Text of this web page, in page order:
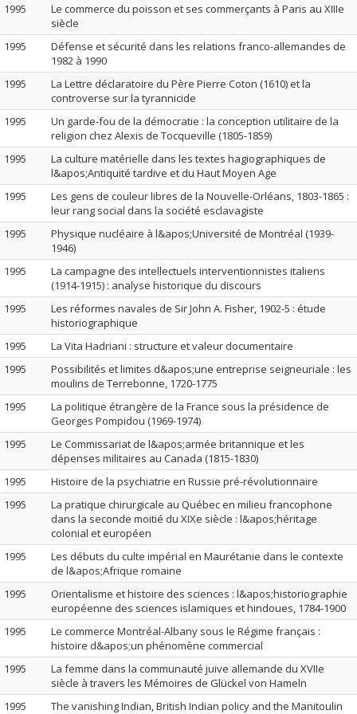
1995
Le commerce du poisson et ses commerçants à Paris au XIIIe
siècle
1995
Défense et sécurité dans les relations franco-allemandes de
1982 à 1990
1995
La Lettre déclaratoire du Père Pierre Coton (1610) et la
controverse sur la tyrannicide
1995
Un garde-fou de la démocratie : la conception utilitaire de la
religion chez Alexis de Tocqueville (1805-1859)
1995
La culture matérielle dans les textes hagiographiques de
l&apos;Antiquité tardive et du Haut Moyen Age
1995
Les gens de couleur libres de la Nouvelle-Orléans, 1803-1865 :
leur rang social dans la société esclavagiste
1995
Physique nucléaire à l&apos;Université de Montréal (1939-
1946)
1995
La campagne des intellectuels interventionnistes italiens
(1914-1915) : analyse historique du discours
1995
Les réformes navales de Sir John A. Fisher, 1902-5 : étude
historiographique
1995
La Vita Hadriani : structure et valeur documentaire
1995
Possibilités et limites d&apos;une entreprise seigneuriale : les
moulins de Terrebonne, 1720-1775
1995
La politique étrangère de la France sous la présidence de
Georges Pompidou (1969-1974)
1995
Le Commissariat de l&apos;armée britannique et les
dépenses militaires au Canada (1815-1830)
1995
Histoire de la psychiatrie en Russie pré-révolutionnaire
1995
La pratique chirurgicale au Québec en milieu francophone
dans la seconde moitié du XIXe siècle : l&apos;héritage
colonial et européen
1995
Les débuts du culte impérial en Maurétanie dans le contexte
de l&apos;Afrique romaine
1995
Orientalisme et histoire des sciences : l&apos;historiographie
européenne des sciences islamiques et hindoues, 1784-1900
1995
Le commerce Montréal-Albany sous le Régime français :
histoire d&apos;un phénomène commercial
1995
La femme dans la communauté juive allemande du XVIIe
siècle à travers les Mémoires de Glückel von Hameln
1995
The vanishing Indian, British Indian policy and the Manitoulin